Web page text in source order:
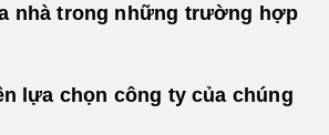
nhà trong những trường hợp
lựa chọn công ty của chúng